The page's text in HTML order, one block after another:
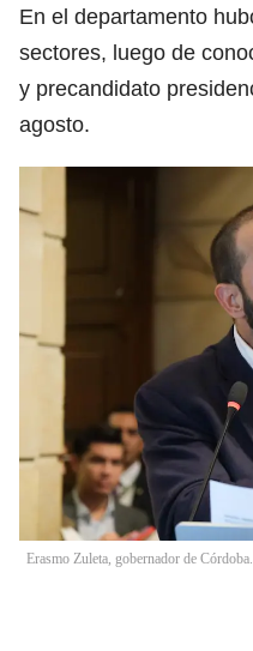
En el departamento
sectores, luego de
y precandidato
agosto.
Erasmo Zuleta, gobernador de